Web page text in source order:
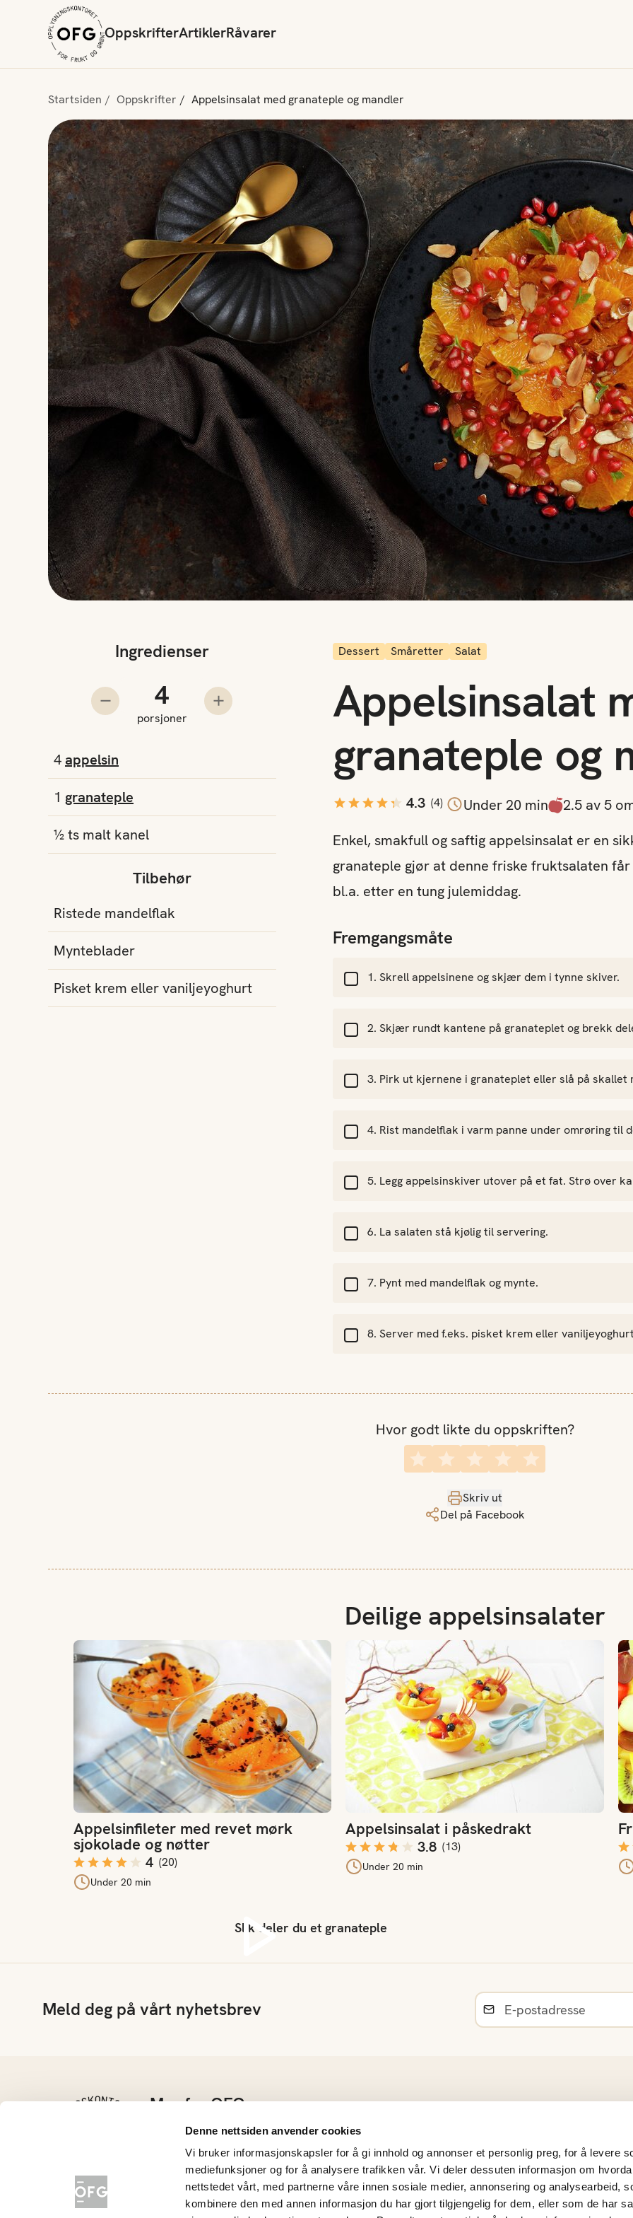
Denne nettsiden anvender cookies
Vi bruker informasjonskapsler for å gi innhold og annonser et personlig preg, for å levere
mediefunksjoner og for å analysere trafikken vår. Vi deler dessuten informasjon om
nettstedet vårt, med partnerne våre innen sosiale medier, annonsering og analysearbeid,
kombinere den med annen informasjon du har gjort tilgjengelig for dem, eller som de har
OppskrifterArtiklerRåvarer
Startsiden Oppskrifter Appelsinsalat med granateple og mandler
Ingredienser
Trekk fra en porsjon
Antall porsjoner
porsjoner
Legg til en porsjon
4 appelsin
1 granateple
½ts malt kanel
Tilbehør
Ristede mandelflak
Mynteblader
Pisket krem eller vaniljeyoghurt
Dessert Småretter Salat
Appelsinsalat
granateple og
4.3 (4) Under 20 min
2.5 av 5
Enkel, smakfull og saftig appelsinsalat er en
granateple gjør at denne friske fruktsalaten
bl.a. etter en tung julemiddag.
Fremgangsmåte
Skrell appelsinene og skjær dem i tynne skiver.
Skjær rundt kantene på granateplet og brekk
Pirk ut kjernene i granateplet eller slå på skallet
Rist mandelflak i varm panne under omrøring til
Legg appelsinskiver utover på et fat. Strø over
La salaten stå kjølig til servering.
Pynt med mandelflak og mynte.
Server med f.eks. pisket krem eller
Hvor godt likte du oppskriften?
Skriv ut
Del på Facebook
Deilige appelsinsalater
Appelsinfileter med revet mørk
sjokolade og nøtter
4 (20)
Under 20 min
Appelsinfileter med revet mørk sjokolade og nøtter
Appelsinsalat i påskedrakt
3.8 (13)
Under 20 min
Appelsinsalat i påskedrakt
Slik deler du et granateple
Spill av video
Meld deg på vårt nyhetsbrev
Mer fra OFG
Grøntløftet
Konkurranser
Nyhetsarkiv
Materiell og bildearkiv
Frukt- og Grøntinnsikt
Personvernerklæring